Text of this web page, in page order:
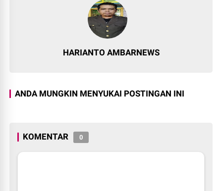
HARIANTO AMBARNEWS
ANDA MUNGKIN MENYUKAI POSTINGAN INI
KOMENTAR 0